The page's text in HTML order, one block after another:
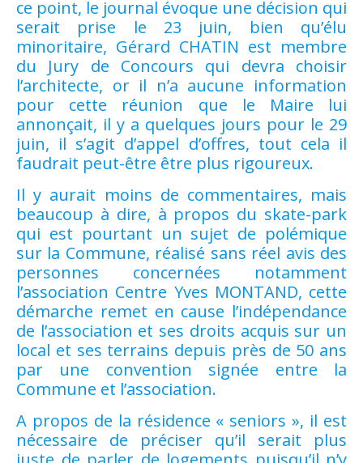
ce point, le journal évoque une décision qui
serait prise le 23 juin, bien qu’élu
minoritaire, Gérard CHATIN est membre
du Jury de Concours qui devra choisir
l’architecte, or il n’a aucune information
pour cette réunion que le Maire lui
annonçait, il y a quelques jours pour le 29
juin, il s’agit d’appel d’offres, tout cela il
faudrait peut-être être plus rigoureux.
Il y aurait moins de commentaires, mais
beaucoup à dire, à propos du skate-park
qui est pourtant un sujet de polémique
sur la Commune, réalisé sans réel avis des
personnes concernées notamment
l’association Centre Yves MONTAND, cette
démarche remet en cause l’indépendance
de l’association et ses droits acquis sur un
local et ses terrains depuis près de 50 ans
par une convention signée entre la
Commune et l’association.
A propos de la résidence « seniors », il est
nécessaire de préciser qu’il serait plus